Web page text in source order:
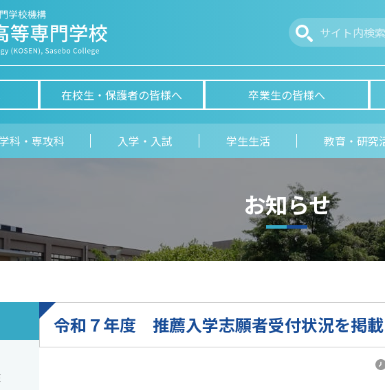
在校生・保護者の皆様へ 卒業生の皆様へ
科・専攻科 入学・入試 学生生活 教育・研究
お知らせ
令和７年度 推薦入学志願者受付状況を掲載